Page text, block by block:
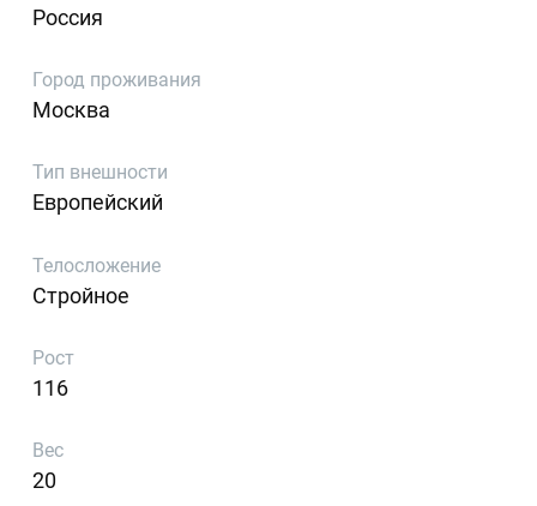
Россия
Город проживания
Москва
Тип внешности
Европейский
Телосложение
Стройное
Рост
116
Вес
20